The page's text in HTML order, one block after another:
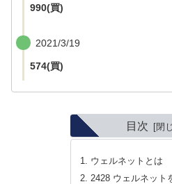
990(買)
2021/3/19
574(買)
目次
ウェルネットとは
2428 ウェルネット